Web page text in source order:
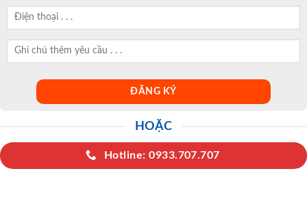
HOẶC
Hotline: 0933.707.707